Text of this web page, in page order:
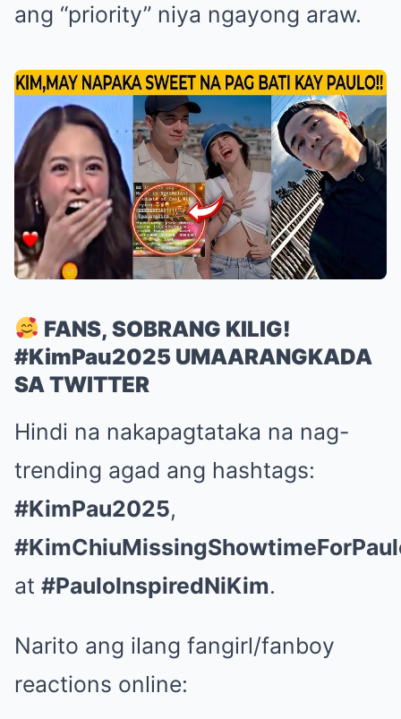
ang “priority” niya ngayong araw.
FANS, SOBRANG KILIG!
#KimPau2025 UMAARANGKADA
SA TWITTER
Hindi na nakapagtataka na nag-
trending agad ang hashtags:
#KimPau2025,
at #PauloInspiredNiKim.
Narito ang ilang fangirl/fanboy
reactions online: